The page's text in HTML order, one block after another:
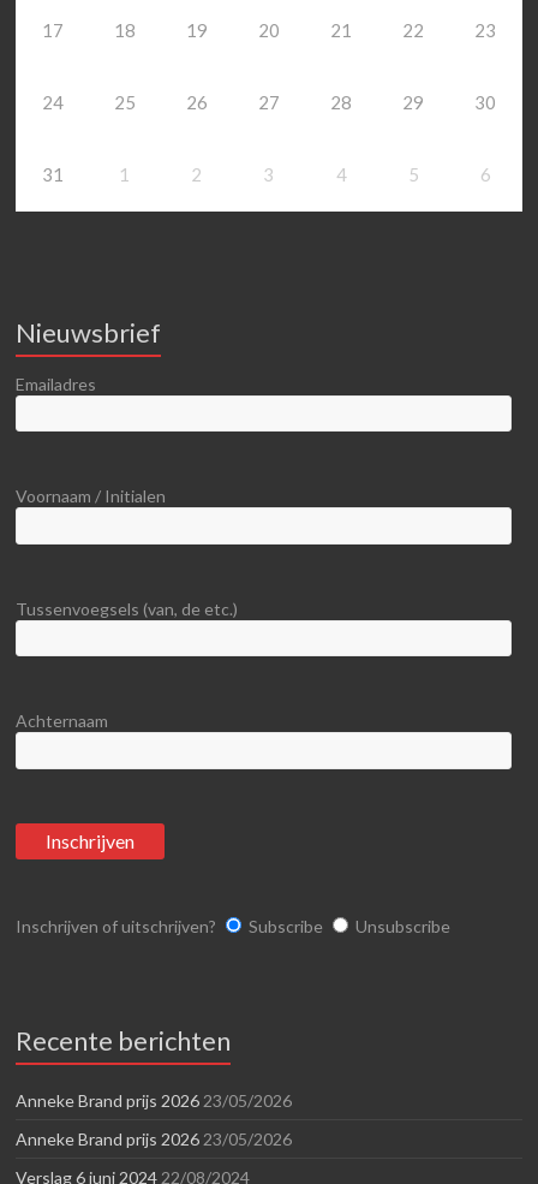
17 18 19 20 21 22 23
24 25 26 27 28 29 30
31 1 2 3 4 5 6
Nieuwsbrief
Emailadres
Voornaam / Initialen
Tussenvoegsels (van, de etc.)
Achternaam
Inschrijven of uitschrijven? Subscribe Unsubscribe
Recente berichten
Anneke Brand prijs 2026 23/05/2026
Anneke Brand prijs 2026 23/05/2026
Verslag 6 juni 2024 22/08/2024